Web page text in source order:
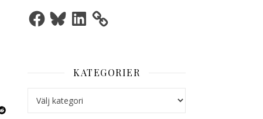
FacebookBlueskyLinkedIn
KATEGORIER